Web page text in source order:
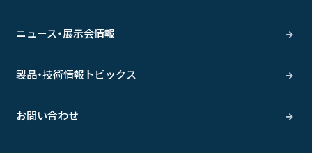
ニュース・展示会情報
製品・技術情報トピックス
お問い合わせ